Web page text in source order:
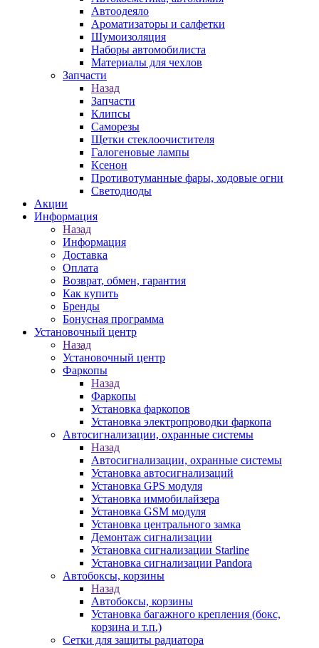
Автоодеяло
Ароматизаторы и салфетки
Шумоизоляция
Наборы автомобилиста
Материалы для чехлов
Запчасти
Назад
Запчасти
Клипсы
Саморезы
Щетки стеклоочистителя
Галогеновые лампы
Ксенон
Противотуманные фары, ходовые огни
Светодиоды
Акции
Информация
Назад
Информация
Доставка
Оплата
Возврат, обмен, гарантия
Как купить
Бренды
Бонусная программа
Установочный центр
Назад
Установочный центр
Фаркопы
Назад
Фаркопы
Установка фаркопов
Установка электропроводки фаркопа
Автосигнализации, охранные системы
Назад
Автосигнализации, охранные системы
Установка автосигнализаций
Установка GPS модуля
Установка иммобилайзера
Установка GSM модуля
Установка центрального замка
Демонтаж сигнализации
Установка сигнализации Starline
Установка сигнализации Pandora
Автобоксы, корзины
Назад
Автобоксы, корзины
Установка багажного крепления (бокс,
корзина и т.п.)
Сетки для защиты радиатора